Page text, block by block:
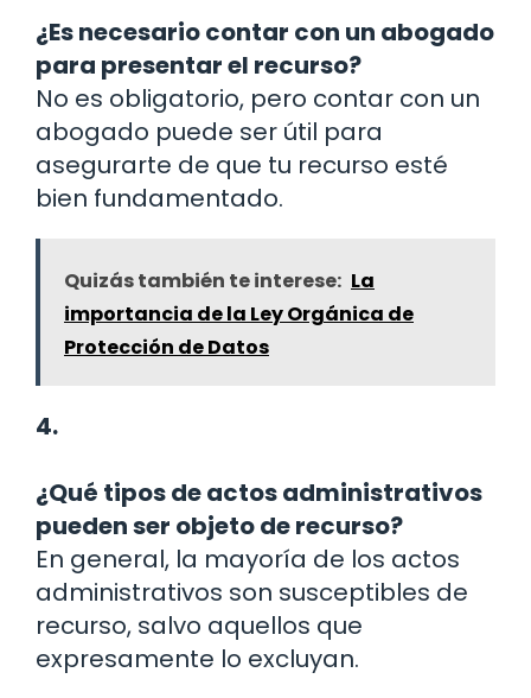
¿Es necesario contar con un abogado
para presentar el recurso?
No es obligatorio, pero contar con un
abogado puede ser útil para
asegurarte de que tu recurso esté
bien fundamentado.
Quizás también te interese: La
importancia de la Ley Orgánica de
Protección de Datos
4.
¿Qué tipos de actos administrativos
pueden ser objeto de recurso?
En general, la mayoría de los actos
administrativos son susceptibles de
recurso, salvo aquellos que
expresamente lo excluyan.